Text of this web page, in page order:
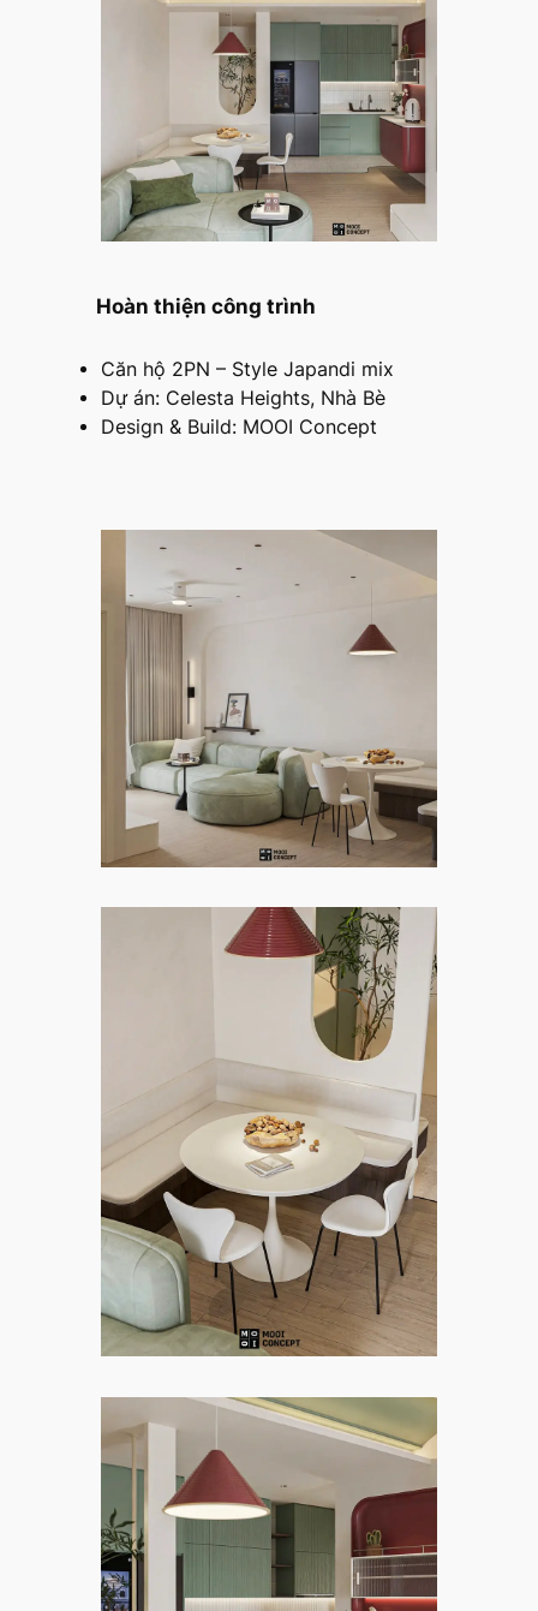
Hoàn thiện công trình
Căn hộ 2PN – Style Japandi mix
Dự án: Celesta Heights, Nhà Bè
Design & Build: MOOI Concept